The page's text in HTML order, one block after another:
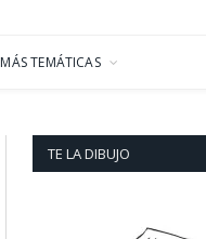
MÁS TEMÁTICAS
TE LA DIBUJO